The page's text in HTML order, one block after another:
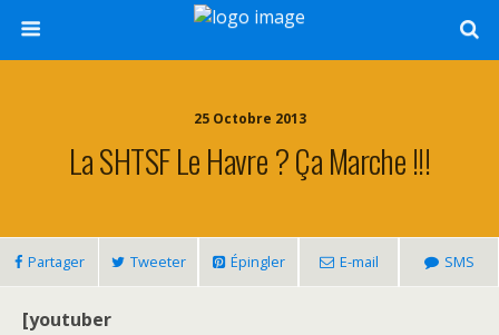
25 Octobre 2013
La SHTSF Le Havre ? Ça Marche !!!
Partager Tweeter Épingler E-mail SMS
[youtuber